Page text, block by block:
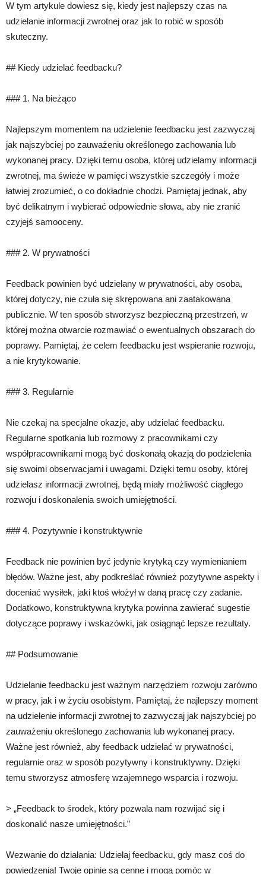
W tym artykule dowiesz się, kiedy jest najlepszy czas na
udzielanie informacji zwrotnej oraz jak to robić w sposób
skuteczny.
## Kiedy udzielać feedbacku?
### 1. Na bieżąco
Najlepszym momentem na udzielenie feedbacku jest zazwyczaj
jak najszybciej po zauważeniu określonego zachowania lub
wykonanej pracy. Dzięki temu osoba, której udzielamy informacji
zwrotnej, ma świeże w pamięci wszystkie szczegóły i może
łatwiej zrozumieć, o co dokładnie chodzi. Pamiętaj jednak, aby
być delikatnym i wybierać odpowiednie słowa, aby nie zranić
czyjejś samooceny.
### 2. W prywatności
Feedback powinien być udzielany w prywatności, aby osoba,
której dotyczy, nie czuła się skrępowana ani zaatakowana
publicznie. W ten sposób stworzysz bezpieczną przestrzeń, w
której można otwarcie rozmawiać o ewentualnych obszarach do
poprawy. Pamiętaj, że celem feedbacku jest wspieranie rozwoju,
a nie krytykowanie.
### 3. Regularnie
Nie czekaj na specjalne okazje, aby udzielać feedbacku.
Regularne spotkania lub rozmowy z pracownikami czy
współpracownikami mogą być doskonałą okazją do podzielenia
się swoimi obserwacjami i uwagami. Dzięki temu osoby, której
udzielasz informacji zwrotnej, będą miały możliwość ciągłego
rozwoju i doskonalenia swoich umiejętności.
### 4. Pozytywnie i konstruktywnie
Feedback nie powinien być jedynie krytyką czy wymienianiem
błędów. Ważne jest, aby podkreślać również pozytywne aspekty i
doceniać wysiłek, jaki ktoś włożył w daną pracę czy zadanie.
Dodatkowo, konstruktywna krytyka powinna zawierać sugestie
dotyczące poprawy i wskazówki, jak osiągnąć lepsze rezultaty.
## Podsumowanie
Udzielanie feedbacku jest ważnym narzędziem rozwoju zarówno
w pracy, jak i w życiu osobistym. Pamiętaj, że najlepszy moment
na udzielenie informacji zwrotnej to zazwyczaj jak najszybciej po
zauważeniu określonego zachowania lub wykonanej pracy.
Ważne jest również, aby feedback udzielać w prywatności,
regularnie oraz w sposób pozytywny i konstruktywny. Dzięki
temu stworzysz atmosferę wzajemnego wsparcia i rozwoju.
> „Feedback to środek, który pozwala nam rozwijać się i
doskonalić nasze umiejętności.”
Wezwanie do działania: Udzielaj feedbacku, gdy masz coś do
powiedzenia! Twoje opinie są cenne i mogą pomóc w